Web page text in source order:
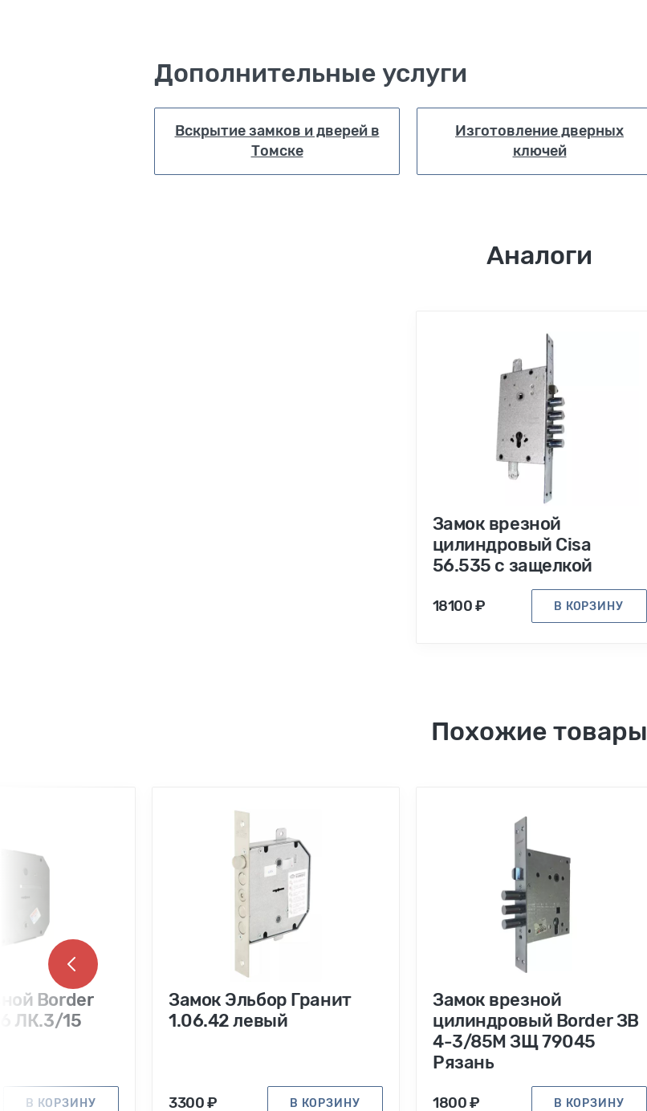
Дополнительные услуги
Вскрытие замков и дверей в
Томске
Изготовление дверных
ключей
Аналоги
Замок врезной
цилиндровый Cisa
56.535 с защелкой
18100 ₽ В КОРЗИНУ
Похожие товары
Border
ЛК.3/15
В КОРЗИНУ
Замок Эльбор Гранит
1.06.42 левый
3300 ₽ В КОРЗИНУ
Замок врезной
цилиндровый Border ЗВ
4-3/85М ЗЩ 79045
Рязань
1800 ₽ В КОРЗИНУ